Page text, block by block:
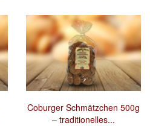
Coburger Schmätzchen 500g
– traditionelles...